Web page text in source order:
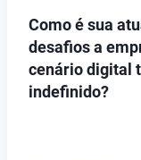
Como é sua
desafios a
cenário digital
indefinido?